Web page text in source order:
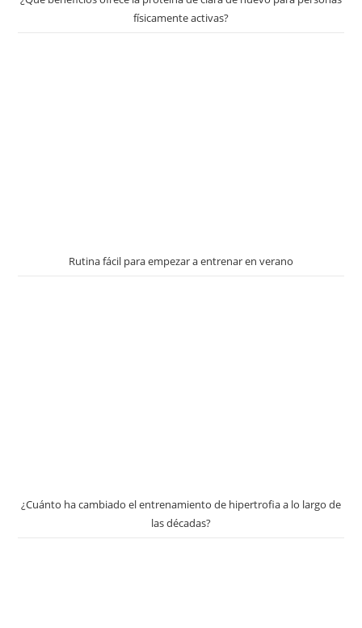
físicamente activas?
Rutina fácil para empezar a entrenar en verano
¿Cuánto ha cambiado el entrenamiento de hipertrofia a lo largo de
las décadas?